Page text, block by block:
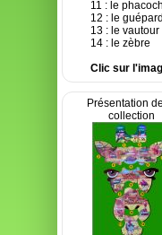
11 : le
12 : le guépard
13 : le vautour
14 : le zèbre
Clic sur
Présentation
collection